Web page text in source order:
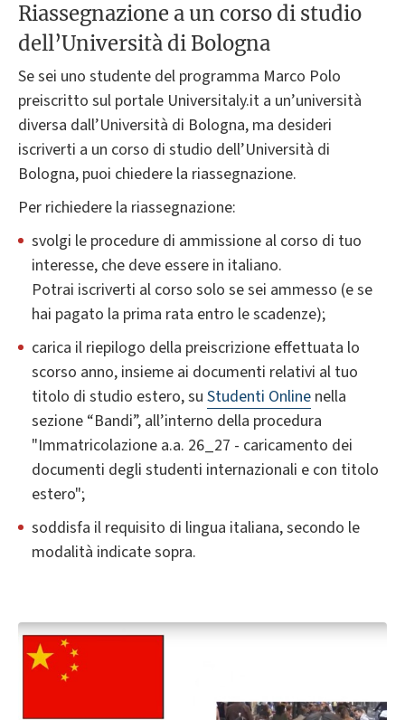
Riassegnazione a un corso di studio
dell’Università di Bologna
Se sei uno studente del programma Marco Polo
preiscritto sul portale Universitaly.it a un’università
diversa dall’Università di Bologna, ma desideri
iscriverti a un corso di studio dell’Università di
Bologna, puoi chiedere la riassegnazione.
Per richiedere la riassegnazione:
svolgi le procedure di ammissione al corso di tuo
interesse, che deve essere in italiano.
Potrai iscriverti al corso solo se sei ammesso (e se
hai pagato la prima rata entro le scadenze);
carica il riepilogo della preiscrizione effettuata lo
scorso anno, insieme ai documenti relativi al tuo
titolo di studio estero, su Studenti Online nella
sezione “Bandi”, all’interno della procedura
"Immatricolazione a.a. 26_27 - caricamento dei
documenti degli studenti internazionali e con titolo
estero";
soddisfa il requisito di lingua italiana, secondo le
modalità indicate sopra.